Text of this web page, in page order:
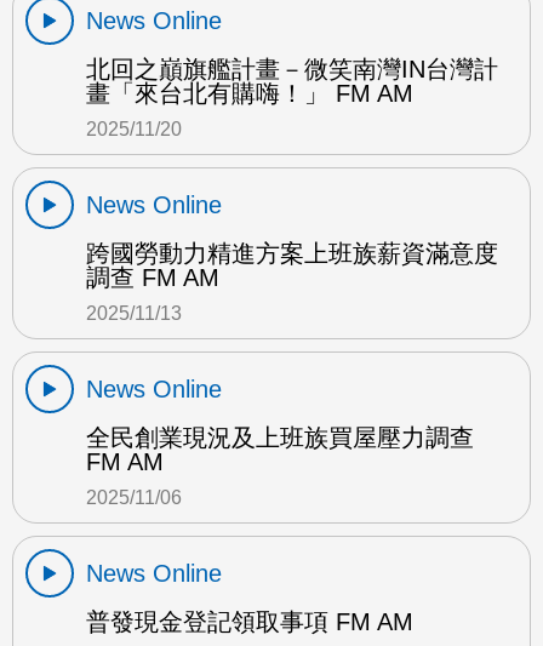
News Online
北回之巔旗艦計畫－微笑南灣IN台灣計
畫「來台北有購嗨！」 FM AM
2025/11/20
News Online
跨國勞動力精進方案上班族薪資滿意度
調查 FM AM
2025/11/13
News Online
全民創業現況及上班族買屋壓力調查
FM AM
2025/11/06
News Online
普發現金登記領取事項 FM AM